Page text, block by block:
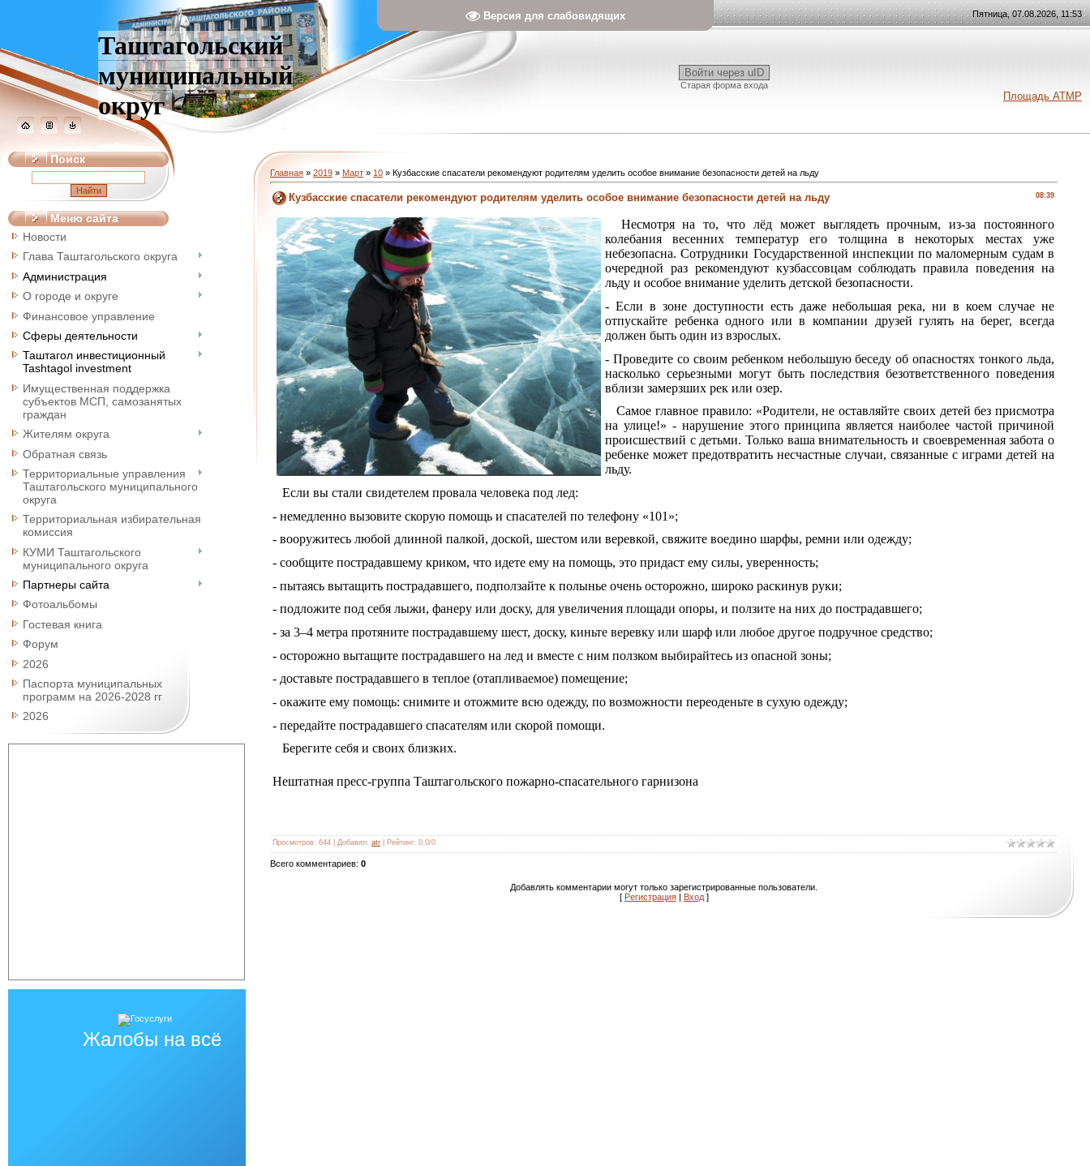
Версия для слабовидящих
Таштагольский
муниципальный
округ
Пятница, 07.08.2026, 11:53
Войти через uID
Старая форма входа
Площадь АТМР
Поиск
Меню сайта
Новости
Глава Таштагольского округа
Администрация
О городе и округе
Финансовое управление
Сферы деятельности
Таштагол инвестиционный
Tashtagol investment
Имущественная поддержка
субъектов МСП, самозанятых
граждан
Жителям округа
Обратная связь
Территориальные управления
Таштагольского муниципального
округа
Территориальная избирательная
комиссия
КУМИ Таштагольского
муниципального округа
Партнеры сайта
Фотоальбомы
Гостевая книга
Форум
2026
Паспорта муниципальных
программ на 2026-2028 гг
2026
Жалобы на всё
Главная » 2019 » Март » 10 » Кузбасские спасатели рекомендуют родителям уделить особое внимание безопасности детей на льду
08:39
Кузбасские спасатели рекомендуют родителям уделить особое внимание безопасности детей на льду
Несмотря на то, что лёд может выглядеть прочным, из-за постоянного
колебания весенних температур его толщина в некоторых местах уже
небезопасна. Сотрудники Государственной инспекции по маломерным судам в
очередной раз рекомендуют кузбассовцам соблюдать правила поведения на
льду и особое внимание уделить детской безопасности.
- Если в зоне доступности есть даже небольшая река, ни в коем случае не
отпускайте ребенка одного или в компании друзей гулять на берег, всегда
должен быть один из взрослых.
- Проведите со своим ребенком небольшую беседу об опасностях тонкого льда,
насколько серьезными могут быть последствия безответственного поведения
вблизи замерзших рек или озер.
Самое главное правило: «Родители, не оставляйте своих детей без присмотра
на улице!» - нарушение этого принципа является наиболее частой причиной
происшествий с детьми. Только ваша внимательность и своевременная забота о
ребенке может предотвратить несчастные случаи, связанные с играми детей на
льду.
Если вы стали свидетелем провала человека под лед:
- немедленно вызовите скорую помощь и спасателей по телефону «101»;
- вооружитесь любой длинной палкой, доской, шестом или веревкой, свяжите воедино шарфы, ремни или одежду;
- сообщите пострадавшему криком, что идете ему на помощь, это придаст ему силы, уверенность;
- пытаясь вытащить пострадавшего, подползайте к полынье очень осторожно, широко раскинув руки;
- подложите под себя лыжи, фанеру или доску, для увеличения площади опоры, и ползите на них до пострадавшего;
- за 3–4 метра протяните пострадавшему шест, доску, киньте веревку или шарф или любое другое подручное средство;
- осторожно вытащите пострадавшего на лед и вместе с ним ползком выбирайтесь из опасной зоны;
- доставьте пострадавшего в теплое (отапливаемое) помещение;
- окажите ему помощь: снимите и отожмите всю одежду, по возможности переоденьте в сухую одежду;
- передайте пострадавшего спасателям или скорой помощи.
Берегите себя и своих близких.
Нештатная пресс-группа Таштагольского пожарно-спасательного гарнизона
Просмотров: 644 Добавил: atr Рейтинг: 0.0/0
Всего комментариев: 0
Добавлять комментарии могут только зарегистрированные пользователи.
[ Регистрация| Вход]